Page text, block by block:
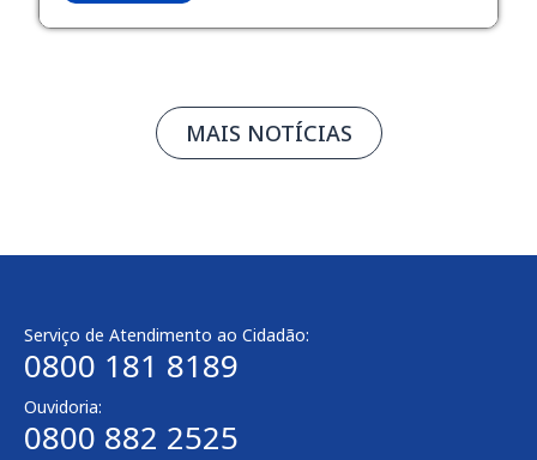
MAIS NOTÍCIAS
Serviço de Atendimento ao Cidadão:
0800 181 8189
Ouvidoria:
0800 882 2525